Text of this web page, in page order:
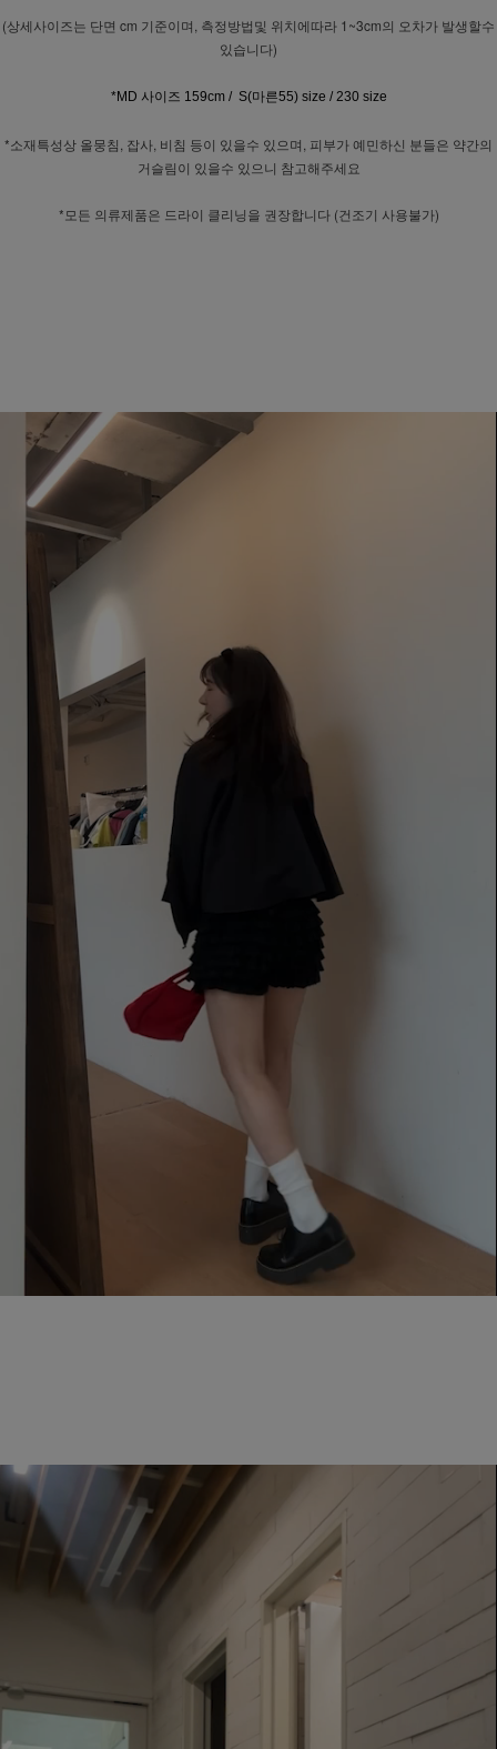
(상세사이즈는 단면 cm 기준이며, 측정방법및 위치에따라 1~3cm의 오차가 발생할수
있습니다)
*MD 사이즈 159cm / S(마른55) size / 230 size
*소재특성상 올뭉침, 잡사, 비침 등이 있을수 있으며, 피부가 예민하신 분들은 약간의
거슬림이 있을수 있으니 참고해주세요
*모든 의류제품은 드라이 클리닝을 권장합니다 (건조기 사용불가)